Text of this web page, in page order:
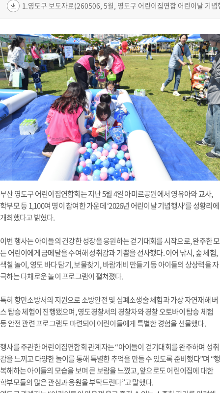
‹ ›
부산 영도구 어린이집연합회는 지난 5월 4일 아미르공원에서 영유아와 교사,
학부모 등 1,100여 명이 참여한 가운데 ‘2026년 어린이날 기념행사’를 성황리에
개최했다고 밝혔다.
이번 행사는 아이들의 건강한 성장을 응원하는 걷기대회를 시작으로, 완주한 모
든 어린이에게 금메달을 수여해 성취감과 기쁨을 선사했다. 이어 낚시, 숲 체험,
색칠 놀이, 영도 바다 담기, 보물찾기, 바람개비 만들기 등 아이들의 상상력을 자
극하는 다채로운 놀이 프로그램이 펼쳐졌다.
특히 항만소방서의 지원으로 소방안전 및 심폐소생술 체험과 가상 자연재해 버
스 탑승 체험이 진행됐으며, 영도경찰서의 경찰차와 경찰 오토바이 탑승 체험
등 안전 관련 프로그램도 마련되어 어린이들에게 특별한 경험을 선물했다.
행사를 주관한 어린이집연합회 관계자는 “아이들이 걷기대회를 완주하며 성취
감을 느끼고 다양한 놀이를 통해 특별한 추억을 만들 수 있도록 준비했다”며 “행
복해하는 아이들의 모습을 보며 큰 보람을 느꼈고, 앞으로도 어린이집에 대한
학부모들의 많은 관심과 응원을 부탁드린다”고 말했다.